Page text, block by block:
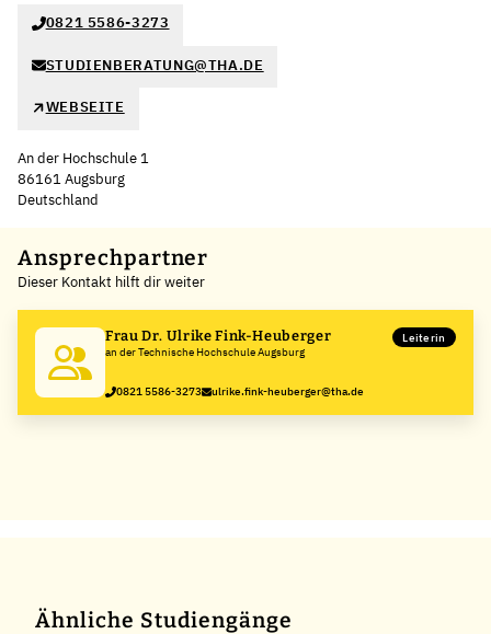
0821 5586-3273
STUDIENBERATUNG@THA.DE
WEBSEITE
An der Hochschule 1
86161 Augsburg
Deutschland
+
−
Ansprechpartner
Dieser Kontakt hilft dir weiter
Frau Dr. Ulrike Fink-Heuberger
an der Technische Hochschule Augsburg
Leiterin
0821 5586-3273 ulrike.fink-heuberger@tha.de
Ähnliche Studiengänge